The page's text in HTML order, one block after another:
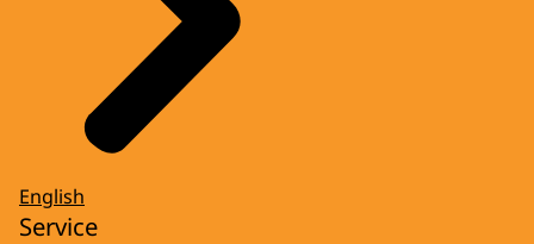
English
Service